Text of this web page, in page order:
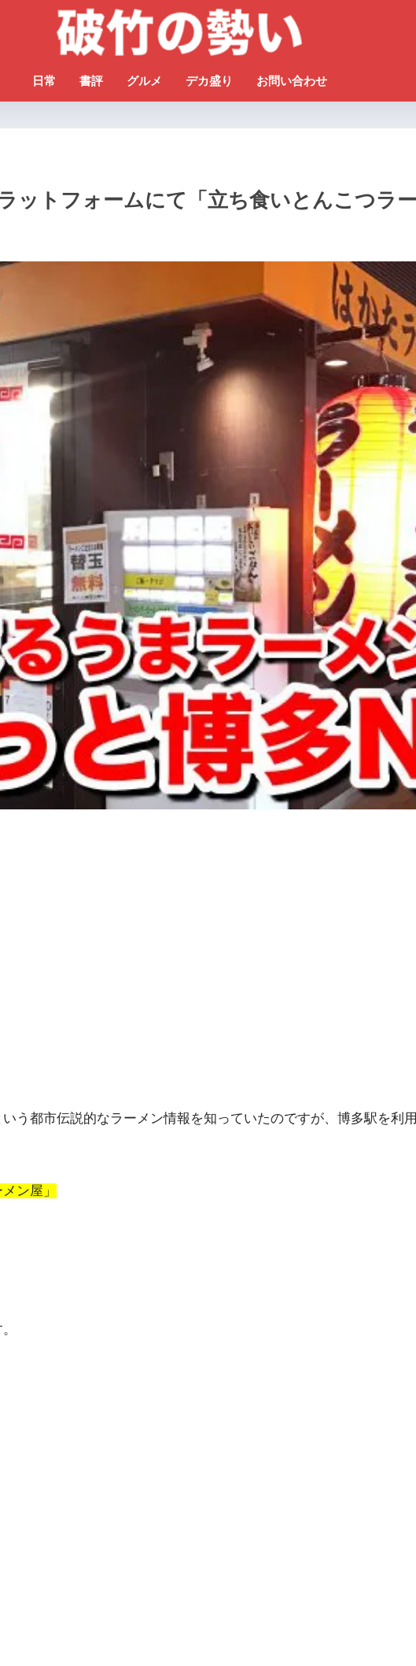
日常 書評 グルメ デカ盛り お問い合わせ
ットフォームにて「立ち食いとんこつラ
う都市伝説的なラーメン情報を知っていたのですが、博多駅を利
ン屋」